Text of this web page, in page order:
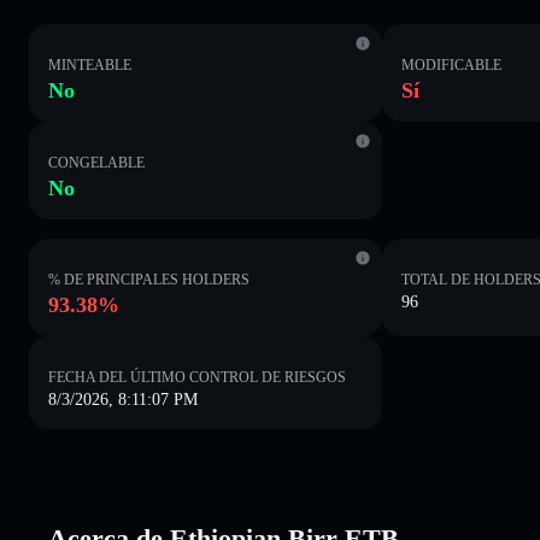
MINTEABLE
No
MODIFICABLE
Sí
CONGELABLE
No
% DE PRINCIPALES HOLDERS
93.38%
TOTAL DE
96
FECHA DEL ÚLTIMO CONTROL DE RIESGOS
8/3/2026, 8:11:07 PM